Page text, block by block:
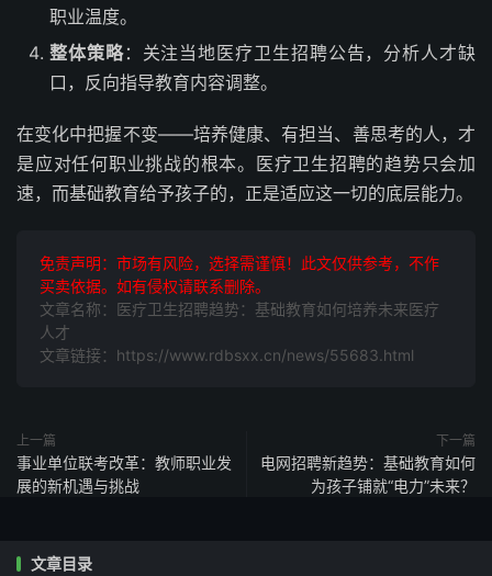
职业温度。
整体策略：关注当地医疗卫生招聘公告，分析人才缺
口，反向指导教育内容调整。
在变化中把握不变——培养健康、有担当、善思考的人，才
是应对任何职业挑战的根本。医疗卫生招聘的趋势只会加
速，而基础教育给予孩子的，正是适应这一切的底层能力。
免责声明：市场有风险，选择需谨慎！此文仅供参考，不作
买卖依据。如有侵权请联系删除。
文章名称：医疗卫生招聘趋势：基础教育如何培养未来医疗
人才
文章链接：https://www.rdbsxx.cn/news/55683.html
上一篇
事业单位联考改革：教师职业发
展的新机遇与挑战
下一篇
电网招聘新趋势：基础教育如何
为孩子铺就“电力”未来？
文章目录